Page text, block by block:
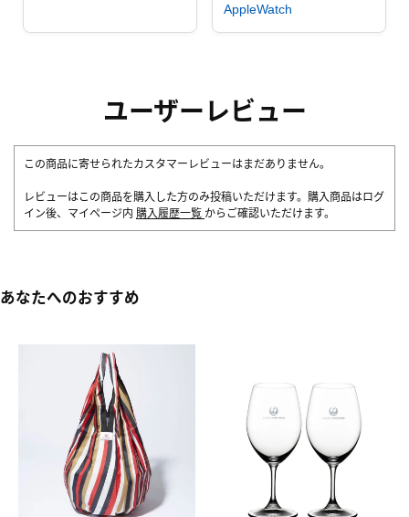
AppleWatch
ユーザーレビュー
この商品に寄せられたカスタマーレビューはまだありません。
レビューはこの商品を購入した方のみ投稿いただけます。購入商品はログ
イン後、マイページ内 購入履歴一覧 からご確認いただけます。
あなたへのおすすめ